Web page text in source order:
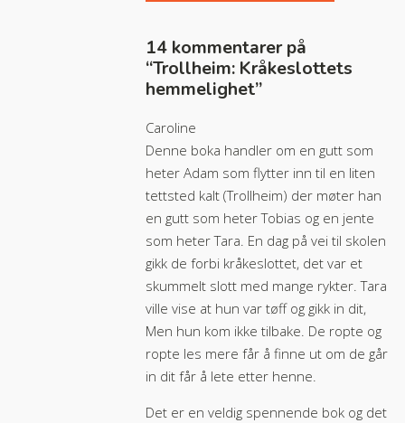
14 kommentarer på
“Trollheim: Kråkeslottets
hemmelighet”
Caroline
Denne boka handler om en gutt som
heter Adam som flytter inn til en liten
tettsted kalt (Trollheim) der møter han
en gutt som heter Tobias og en jente
som heter Tara. En dag på vei til skolen
gikk de forbi kråkeslottet, det var et
skummelt slott med mange rykter. Tara
ville vise at hun var tøff og gikk in dit,
Men hun kom ikke tilbake. De ropte og
ropte les mere får å finne ut om de går
in dit får å lete etter henne.
Det er en veldig spennende bok og det